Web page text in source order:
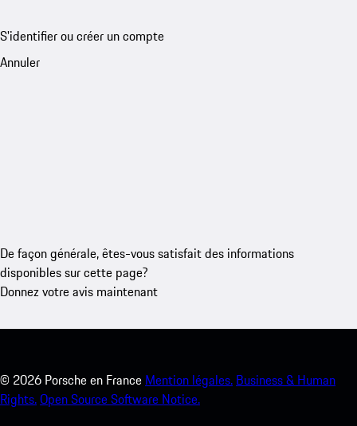
S'identifier ou créer un compte
Annuler
De façon générale, êtes-vous satisfait des informations
disponibles sur cette page?
Donnez votre avis maintenant
© 2026 Porsche en France Mention légales. Business & Human
Rights.Open Source Software Notice.